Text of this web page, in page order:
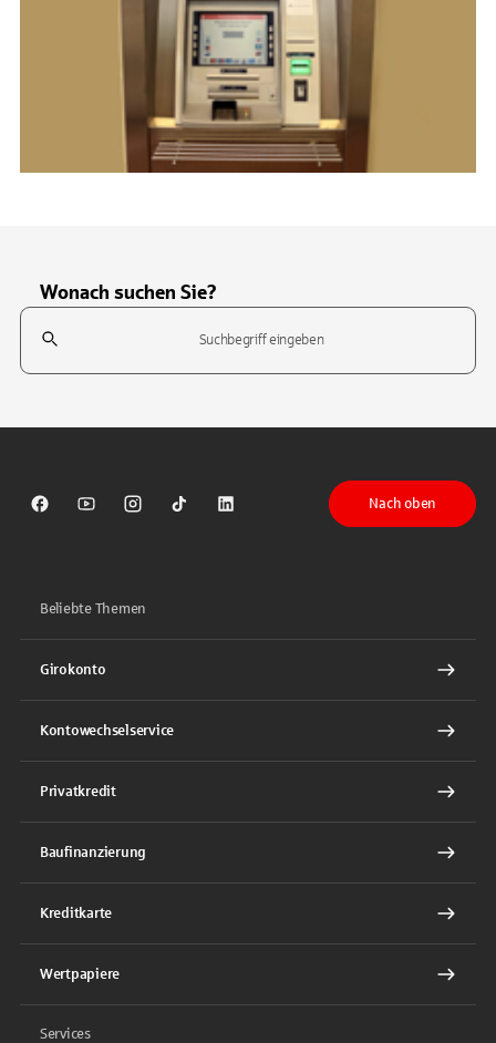
Wonach suchen Sie?
Suchfeld
Sparkasse auf Facebook
Sparkasse auf Youtube
Sparkasse auf Instagram
Sparkasse auf TikTok
Sparkasse auf LinkedIn
Nach oben
Beliebte Themen
Girokonto
Kontowechselservice
Privatkredit
Baufinanzierung
Kreditkarte
Wertpapiere
Services